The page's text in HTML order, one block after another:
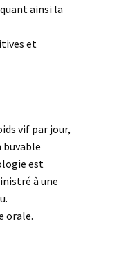
ainsi la
et
vif par jour,
buvable
est
à une
orale.